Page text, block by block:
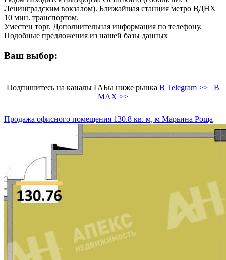
Ленинградским вокзалом). Ближайшая станция метро ВДНХ
10 мин. транспортом.
Уместен торг. Дополнительная информация по телефону.
Подобные предложения из нашей базы данных
Ваш выбор:
Подпишитесь на каналы ГАБы ниже рынка В Telegram >>
В
MAX >>
Продажа офисного помещения 130.8 кв. м, м Марьина Роща